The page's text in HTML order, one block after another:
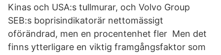
Kinas och USA:s tullmurar, och Volvo Group
SEB:s boprisindikatorär nettomässigt
oförändrad, men en procentenhet fler Men det
finns ytterligare en viktig framgångsfaktor som